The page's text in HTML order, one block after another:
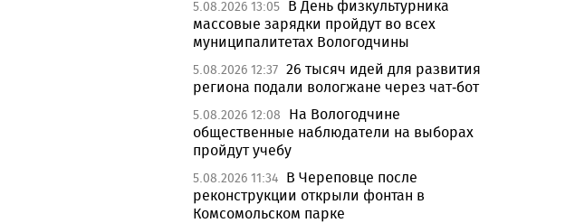
5.08.2026 13:05 В День физкультурника
массовые зарядки пройдут во всех
муниципалитетах Вологодчины
5.08.2026 12:37 26 тысяч идей для развития
региона подали вологжане через чат-бот
5.08.2026 12:08
На Вологодчине
общественные наблюдатели на выборах
пройдут учебу
5.08.2026 11:34 В Череповце после
реконструкции открыли фонтан в
Комсомольском парке